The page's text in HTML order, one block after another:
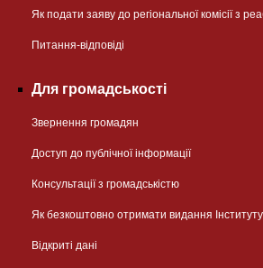
Як подати заяву до регіональної комісії з
Питання-відповіді
Для громадськості
Звернення громадян
Доступ до публічної інформації
Консультації з громадськістю
Як безкоштовно отримати видання
Відкриті дані